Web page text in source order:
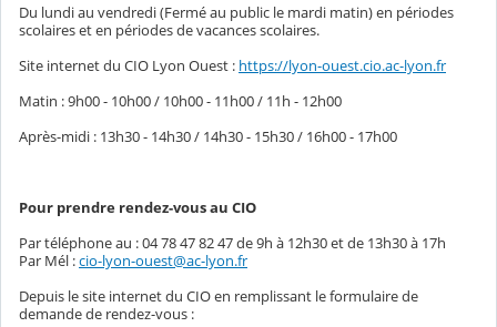
Du lundi au vendredi (Fermé au public le mardi matin) en périodes
scolaires et en périodes de vacances scolaires.
Site internet du CIO Lyon Ouest : https://lyon-ouest.cio.ac-lyon.fr
Matin : 9h00 - 10h00 / 10h00 - 11h00 / 11h - 12h00
Après-midi : 13h30 - 14h30 / 14h30 - 15h30 / 16h00 - 17h00
Pour prendre rendez-vous au CIO
Par téléphone au : 04 78 47 82 47 de 9h à 12h30 et de 13h30 à 17h
Par Mél :cio-lyon-ouest@ac-lyon.fr
Depuis le site internet du CIO en remplissant le formulaire de
demande de rendez-vous :